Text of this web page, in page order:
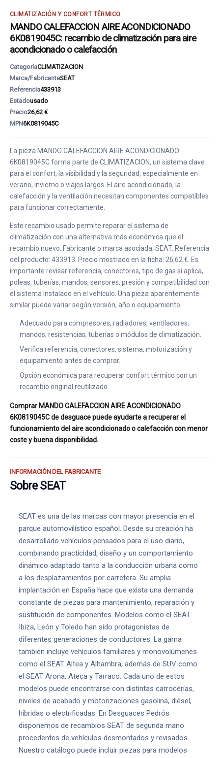
CLIMATIZACIÓN Y CONFORT TÉRMICO
MANDO CALEFACCION AIRE ACONDICIONADO
6K0819045C: recambio de climatización para aire
acondicionado o calefacción
CategoríaCLIMATIZACION
Marca/FabricanteSEAT
Referencia433913
Estadousado
Precio26,62 €
MPN6K0819045C
La pieza MANDO CALEFACCION AIRE ACONDICIONADO
6K0819045C forma parte de CLIMATIZACION, un sistema clave
para el confort, la visibilidad y la seguridad, especialmente en
verano, invierno o viajes largos. El aire acondicionado, la
calefacción y la ventilación necesitan componentes compatibles
para funcionar correctamente.
Este recambio usado permite reparar el sistema de
climatización con una alternativa más económica que el
recambio nuevo. Fabricante o marca asociada: SEAT. Referencia
del producto: 433913. Precio mostrado en la ficha: 26,62 €. Es
importante revisar referencia, conectores, tipo de gas si aplica,
poleas, tuberías, mandos, sensores, presión y compatibilidad con
el sistema instalado en el vehículo. Una pieza aparentemente
similar puede variar según versión, año o equipamiento.
Adecuado para compresores, radiadores, ventiladores,
mandos, resistencias, tuberías o módulos de climatización.
Verifica referencia, conectores, sistema, motorización y
equipamiento antes de comprar.
Opción económica para recuperar confort térmico con un
recambio original reutilizado.
Comprar MANDO CALEFACCION AIRE ACONDICIONADO
6K0819045C de desguace puede ayudarte a recuperar el
funcionamiento del aire acondicionado o calefacción con menor
coste y buena disponibilidad.
INFORMACIÓN DEL FABRICANTE
Sobre SEAT
SEAT es una de las marcas con mayor presencia en el
parque automovilístico español. Desde su creación ha
desarrollado vehículos pensados para el uso diario,
combinando practicidad, diseño y un comportamiento
dinámico adaptado tanto a la conducción urbana como
a los desplazamientos por carretera. Su amplia
implantación en España hace que exista una demanda
constante de piezas para mantenimiento, reparación y
sustitución de componentes. Modelos como el SEAT
Ibiza, León y Toledo han sido protagonistas de
diferentes generaciones de conductores. La gama
también incluye vehículos familiares y monovolúmenes
como el SEAT Altea y Alhambra, además de SUV como
el SEAT Arona, Ateca y Tarraco. Cada uno de estos
modelos puede encontrarse con distintas carrocerías,
niveles de acabado y motorizaciones gasolina, diésel,
híbridas o electrificadas. En Desguaces Pedrós
disponemos de recambios SEAT de segunda mano
procedentes de vehículos desmontados y revisados.
Nuestro catálogo puede incluir piezas para modelos